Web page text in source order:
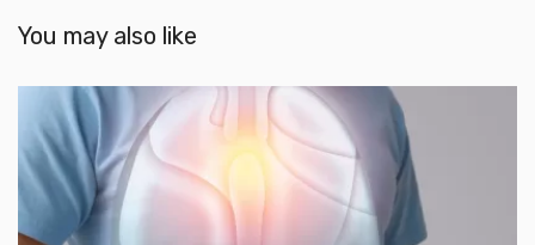
You may also like